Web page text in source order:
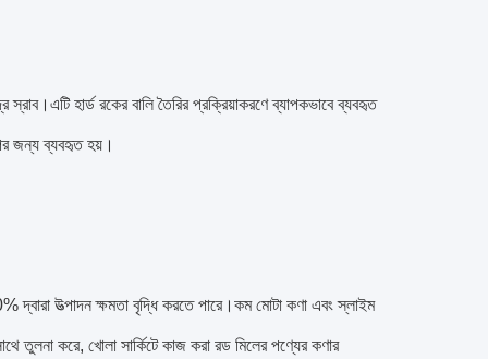
স্রাব।এটি হার্ড রকের বালি তৈরির প্রক্রিয়াকরণে ব্যাপকভাবে ব্যবহৃত
জন্য ব্যবহৃত হয়।
উত্পাদন ক্ষমতা বৃদ্ধি করতে পারে।কম মোটা কণা এবং স্লাইম
তুলনা করে, খোলা সার্কিটে কাজ করা রড মিলের পণ্যের কণার